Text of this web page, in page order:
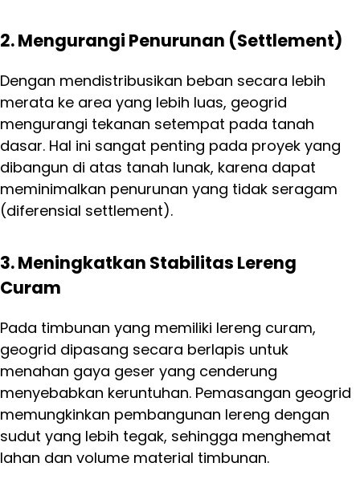
2. Mengurangi Penurunan (Settlement)
Dengan mendistribusikan beban secara lebih
merata ke area yang lebih luas, geogrid
mengurangi tekanan setempat pada tanah
dasar. Hal ini sangat penting pada proyek yang
dibangun di atas tanah lunak, karena dapat
meminimalkan penurunan yang tidak seragam
(diferensial settlement).
3. Meningkatkan Stabilitas Lereng
Curam
Pada timbunan yang memiliki lereng curam,
geogrid dipasang secara berlapis untuk
menahan gaya geser yang cenderung
menyebabkan keruntuhan. Pemasangan geogrid
memungkinkan pembangunan lereng dengan
sudut yang lebih tegak, sehingga menghemat
lahan dan volume material timbunan.